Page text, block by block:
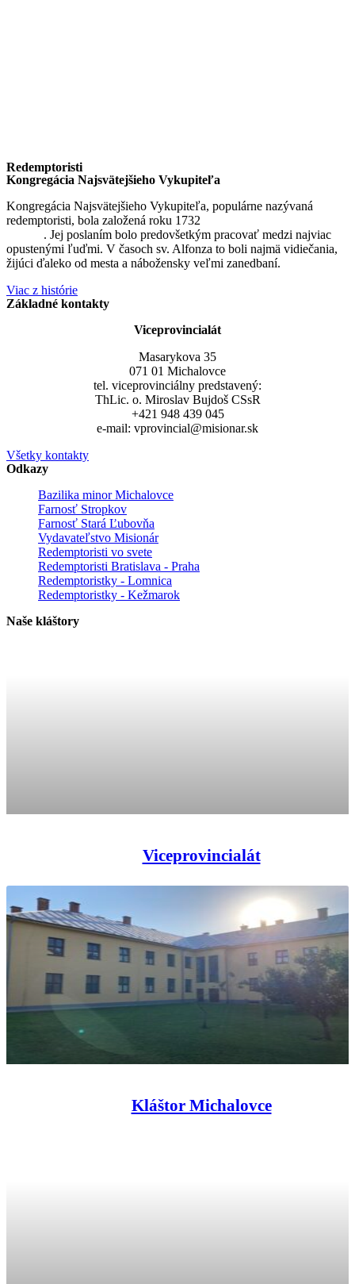
Redemptoristi
Kongregácia Najsvätejšieho Vykupiteľa
Kongregácia Najsvätejšieho Vykupiteľa, populárne nazývaná
redemptoristi, bola založená roku 1732
. Jej poslaním bolo predovšetkým pracovať medzi najviac
opustenými ľuďmi. V časoch sv. Alfonza to boli najmä vidiečania,
žijúci ďaleko od mesta a nábožensky veľmi zanedbaní.
Viac z histórie
Základné kontakty
Viceprovincialát
Masarykova 35
071 01 Michalovce
tel. viceprovinciálny predstavený:
ThLic. o. Miroslav Bujdoš CSsR
+421 948 439 045
e-mail: vprovincial@misionar.sk
Všetky kontakty
Odkazy
Bazilika minor Michalovce
Farnosť Stropkov
Farnosť Stará Ľubovňa
Vydavateľstvo Misionár
Redemptoristi vo svete
Redemptoristi Bratislava - Praha
Redemptoristky - Lomnica
Redemptoristky - Kežmarok
Naše kláštory
Viceprovincialát
Kláštor Michalovce